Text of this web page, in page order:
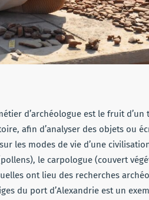
d’archéologue est le fruit d’un
afin d’analyser des objets ou
les modes de vie d’une
le carpologue (couvert
ont lieu des recherches
du port d’Alexandrie est un